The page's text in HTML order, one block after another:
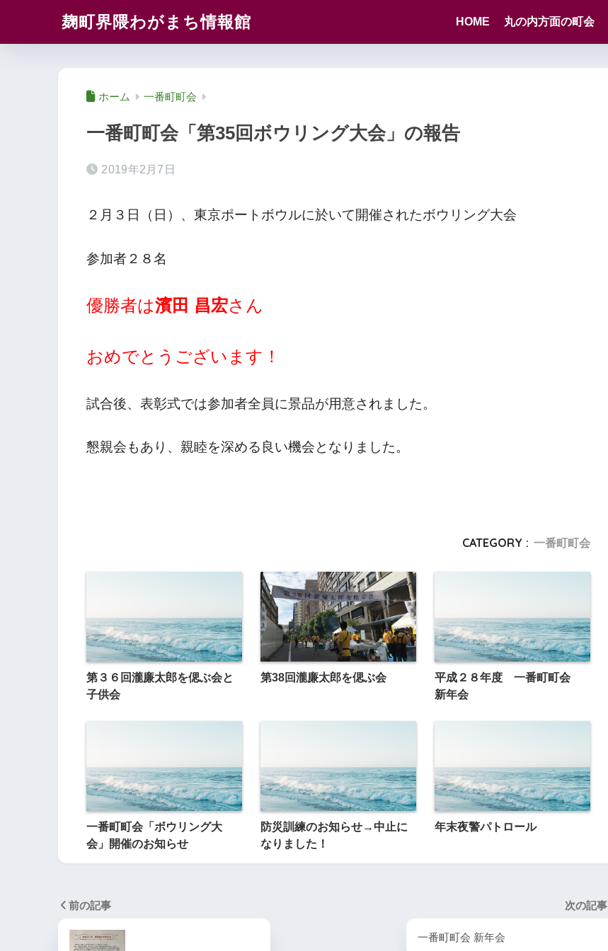
麹町界隈わがまち情報館 HOME 丸の内方面の町会
ホーム 一番町町会
一番町町会「第35回ボウリング大会」の報告
2019年2月7日
２月３日（日）、東京ポートボウルに於いて開催されたボウリング大会
参加者２８名
優勝者は濱田 昌宏さん
おめでとうございます！
試合後、表彰式では参加者全員に景品が用意されました。
懇親会もあり、親睦を深める良い機会となりました。
CATEGORY : 一番町町会
第３６回瀧廉太郎を偲ぶ会と
子供会
第38回瀧廉太郎を偲ぶ会
平成２８年度 一番町町会
新年会
一番町町会「ボウリング大
会」開催のお知らせ
防災訓練のお知らせ→中止に
なりました！
年末夜警パトロール
前の記事 次の記事
一番町町会 新年会